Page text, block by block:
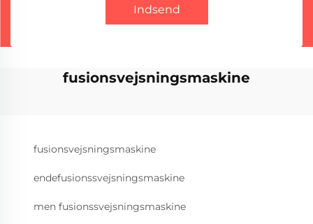
Indsend
fusionsvejsningsmaskine
fusionsvejsningsmaskine
endefusionssvejsningsmaskine
men fusionssvejsningsmaskine